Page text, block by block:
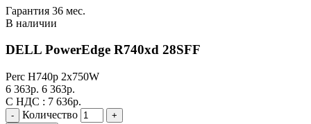
Гарантия 36 мес.
В наличии
DELL PowerEdge R740xd 28SFF
Perc H740p 2x750W
6 363р. 6 363р.
С НДС : 7 636р.
- Количество
+